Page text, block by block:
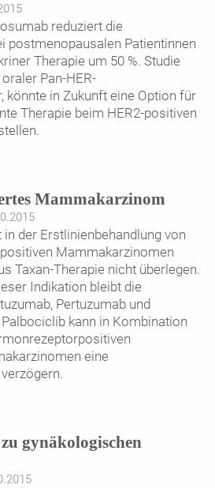
reduziert die
postmenopausalen Patientinnen
Therapie um 50 %. Studie
Pan-HER-
könnte in Zukunft eine Option für
Therapie beim HER2-positiven
Mammakarzinom
in der Erstlinienbehandlung von
Mammakarzinomen
Taxan-Therapie nicht überlegen.
Indikation bleibt die
Pertuzumab und
kann in Kombination
eine
gynäkologischen